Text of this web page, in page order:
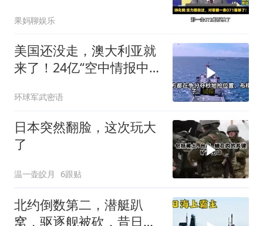
果妈聊娱乐
美国还没走，澳大利亚就
来了！24亿“空中情报中
环球军武密语
日本突然翻脸，这次玩大
了
温一壶皎月 6跟贴
北约倒数第二，潜艇趴
窝，驱逐舰被砍，昔日的